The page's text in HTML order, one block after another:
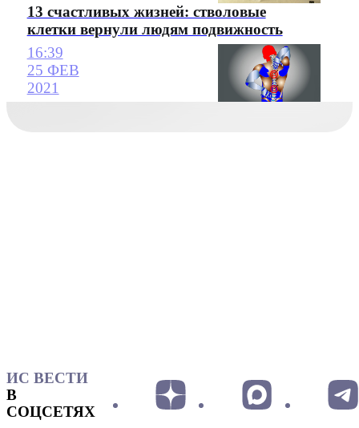
13 счастливых жизней: стволовые
клетки вернули людям подвижность
16:39
25 ФЕВ
2021
ИС ВЕСТИ
В
СОЦСЕТЯХ